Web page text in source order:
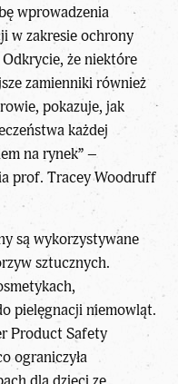
wprowadzenia
w zakresie ochrony
że niektóre
zamienniki również
pokazuje, jak
każdej
na rynek” –
prof. Tracey Woodruff
są wykorzystywane
sztucznych.
pielęgnacji niemowląt.
Product Safety
ograniczyła